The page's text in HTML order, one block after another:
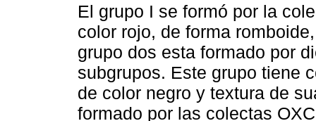
El grupo I se formó por la
color rojo, de forma
grupo dos esta formado por
subgrupos. Este grupo tiene
de color negro y textura de
formado por las colectas